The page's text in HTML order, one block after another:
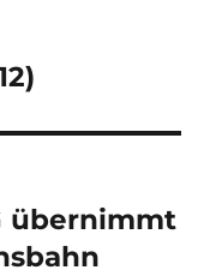
übernimmt